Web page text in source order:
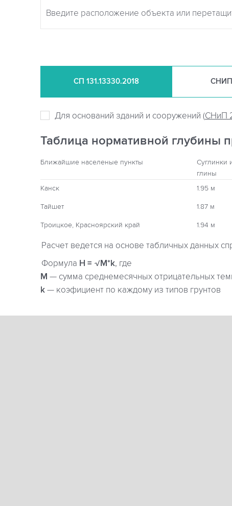
СП 131.13330.2018 СНИП
Для оснований зданий и сооружений (СНиП
Таблица нормативной глубины
Ближайшие населеные пункты
Суглинки
глины
Канск
1.95 м
Тайшет 1.87 м
Троицкое, Красноярский край 1.94 м
Расчет ведется на основе табличных данных
Формула H = √M*k, где
М — сумма среднемесячных отрицательных
k — коэфициент по каждому из типов грунтов